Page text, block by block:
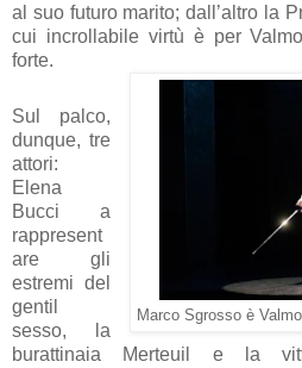
al suo futuro marito; dall’altro la
cui incrollabile virtù è per
forte.
Marco Sgrosso è
Sul palco,
dunque, tre
attori:
Elena
Bucci a
rappresent
are gli
estremi del
gentil
sesso, la
burattinaia Merteuil e la